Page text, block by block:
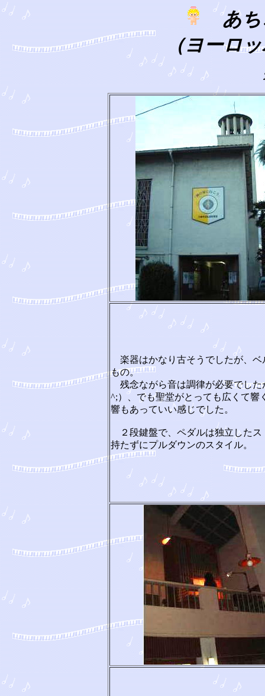
あち
（ヨーロ
楽器はかなり古そうでしたが、ベ
もの。
残念ながら音は調律が必要でした
^;）、でも聖堂がとっても広くて響
響もあっていい感じでした。
２段鍵盤で、ペダルは独立したス
持たずにプルダウンのスタイル。